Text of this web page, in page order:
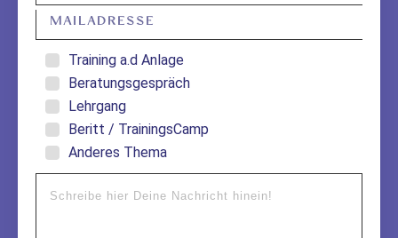
Training a.d Anlage
Beratungsgespräch
Lehrgang
Beritt / TrainingsCamp
Anderes Thema